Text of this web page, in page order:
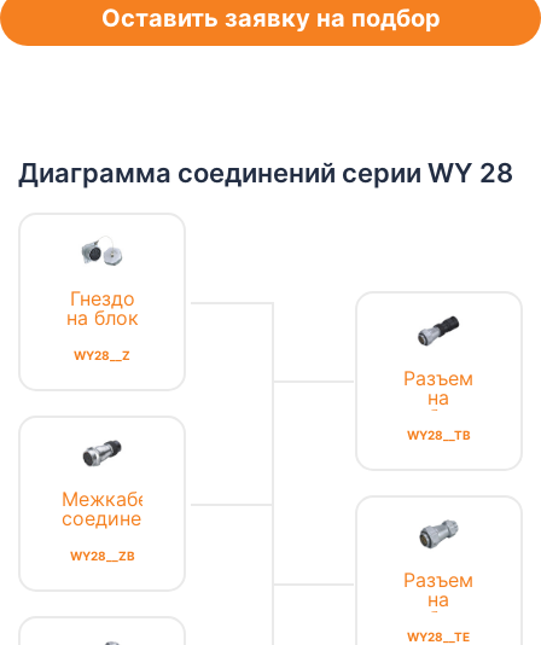
Оставить заявку на подбор
Диаграмма соединений серии WY 28
Гнездо
на блок
квадратным
WY28__Z
Межкабельное
соединение
с
адаптером
WY28__ZB
Разъем
на
кабель
с
WY28__TB
Разъем
на
кабель
WY28__TE